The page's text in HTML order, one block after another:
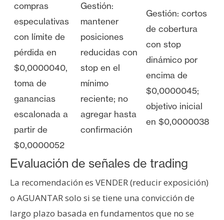
compras
especulativas
con límite de
pérdida en
$0,0000040,
toma de
ganancias
escalonada a
partir de
$0,0000052
Gestión:
mantener
posiciones
reducidas con
stop en el
mínimo
reciente; no
agregar hasta
confirmación
Gestión: cortos
de cobertura
con stop
dinámico por
encima de
$0,0000045;
objetivo inicial
en $0,0000038
Evaluación de señales de trading
La recomendación es VENDER (reducir exposición)
o AGUANTAR solo si se tiene una convicción de
largo plazo basada en fundamentos que no se